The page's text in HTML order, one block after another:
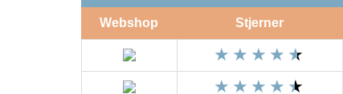
Webshop Stjerner